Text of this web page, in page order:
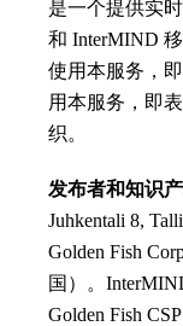
是一个提供实
和 InterMIND
使用本服务，
用本服务，即
织。
发布者和知识
Juhkentali 8,
Golden Fish
国）。
Golden Fish